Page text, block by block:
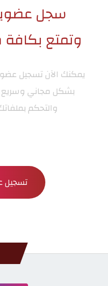
سجل
وتمتع
يمكنك الآن تسجيل
بشكل مجاني وسريع
والتحكم
تسجيل